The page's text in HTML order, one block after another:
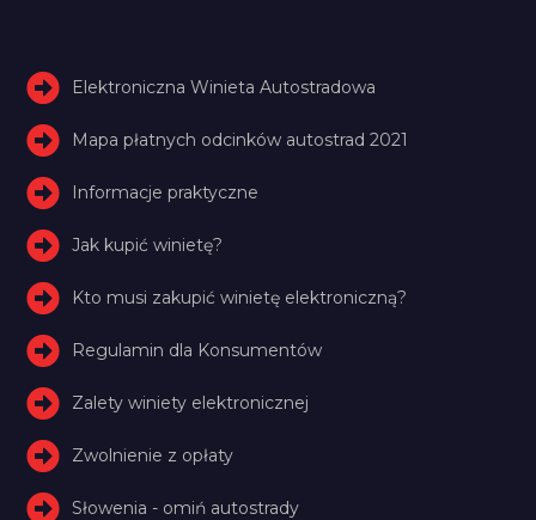
Elektroniczna Winieta Autostradowa
Mapa płatnych odcinków autostrad 2021
Informacje praktyczne
Jak kupić winietę?
Kto musi zakupić winietę elektroniczną?
Regulamin dla Konsumentów
Zalety winiety elektronicznej
Zwolnienie z opłaty
Słowenia - omiń autostrady